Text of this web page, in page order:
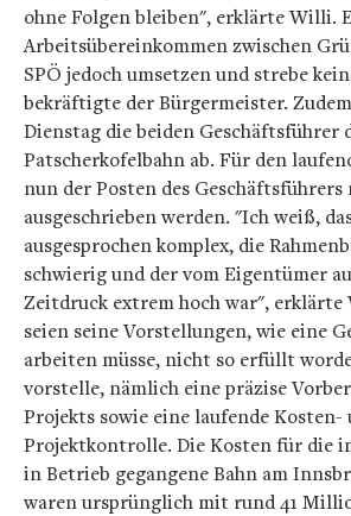
ohne Folgen bleiben", erklärte Willi.
Arbeitsübereinkommen zwischen
SPÖ jedoch umsetzen und strebe
bekräftigte der Bürgermeister.
Dienstag die beiden Geschäftsführer
Patscherkofelbahn ab. Für den
nun der Posten des Geschäftsführers
ausgeschrieben werden. "Ich weiß,
ausgesprochen komplex, die
schwierig und der vom Eigentümer
Zeitdruck extrem hoch war", erklärte
seien seine Vorstellungen, wie eine
arbeiten müsse, nicht so erfüllt
vorstelle, nämlich eine präzise
Projekts sowie eine laufende Kosten-
Projektkontrolle. Die Kosten für die
in Betrieb gegangene Bahn am
waren ursprünglich mit rund 41